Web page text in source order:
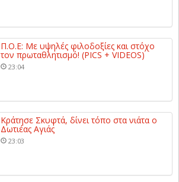
Π.Ο.Ε: Με υψηλές φιλοδοξίες και στόχο
τον πρωταθλητισμό! (PICS + VIDEOS)
23:04
Κράτησε Σκυφτά, δίνει τόπο στα νιάτα ο
Δωτιέας Αγιάς
23:03